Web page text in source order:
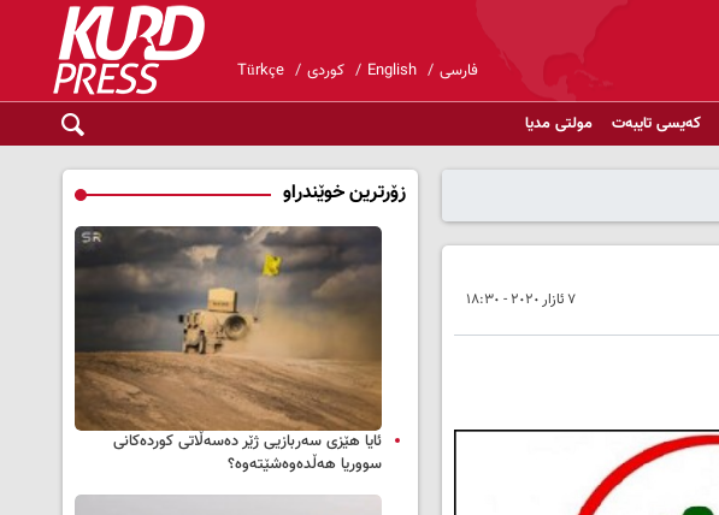
فارسی English کوردی Türkçe
کەیسی تایبەت مولتی مدیا
٧ ئازار ٢٠٢٠ - ١٨:٣٠
زۆرترین خوێندراو
ئایا هێزی سەربازیی ژێر دەسەڵاتی کوردەکانی
سووریا هەڵدەوەشێتەوە؟